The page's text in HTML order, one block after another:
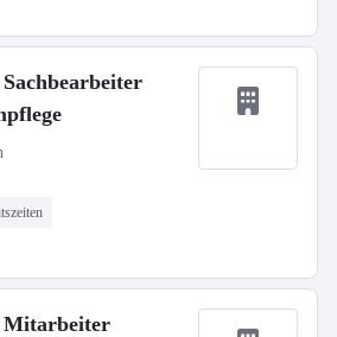
Mitarbeiter